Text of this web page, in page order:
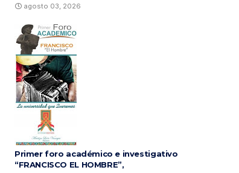
agosto 03, 2026
Primer foro académico e investigativo
“FRANCISCO EL HOMBRE”,